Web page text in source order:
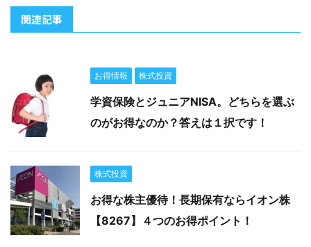
関連記事
お得情報 株式投資
学資保険とジュニアNISA。どちらを選ぶ
のがお得なのか？答えは１択です！
株式投資
お得な株主優待！長期保有ならイオン株
【8267】４つのお得ポイント！